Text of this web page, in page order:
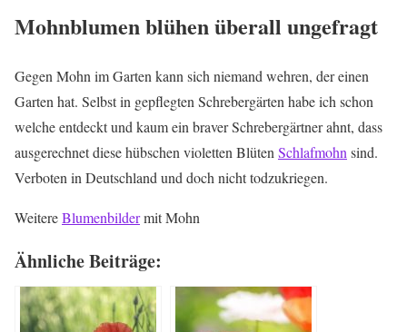
Mohnblumen blühen überall ungefragt
Gegen Mohn im Garten kann sich niemand wehren, der einen
Garten hat. Selbst in gepflegten Schrebergärten habe ich schon
welche entdeckt und kaum ein braver Schrebergärtner ahnt, dass
ausgerechnet diese hübschen violetten Blüten Schlafmohn sind.
Verboten in Deutschland und doch nicht todzukriegen.
WeitereBlumenbildermit Mohn
Ähnliche Beiträge: